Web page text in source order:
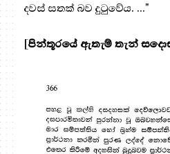
දවස් සතක් බව දුටුවේය. ..."
[පින්තූරයේ ඇතැම් තැන්